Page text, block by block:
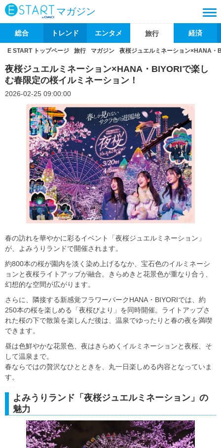
マガジン
総合 トレンド エンタメ 旅行 経済
E START トップページ 旅行 マガジン 夜桜ジュエルミネーション×HANA・
夜桜ジュエルミネーション×HANA・BIYORIで楽し
む春限定の桜イルミネーション！
2026-02-25 09:00:00
春の訪れを華やかに彩るイベント「夜桜ジュエルミネーション」
が、よみうりランドで開催されます。
約800本の桜が園内を淡く染め上げるなか、宝石色のイルミネーシ
ョンと夜桜ライトアップが融合。きらめきと花景色が重なり合う、
幻想的な空間が広がります。
さらに、隣接する新感覚フラワーパークHANA・BIYORIでは、約
250本の桜を楽しめる「夜桜びより」を同時開催。ライトアップさ
れた桜の下で散策を楽しんだ後は、温泉でゆったりと春の夜を満喫
できます。
昼は色鮮やかな花景色、夜はきらめくイルミネーションと夜桜、そ
して温泉まで。
春ならではの贅沢なひとときを、丸一日楽しめる内容となっていま
す。
よみうりランド「夜桜ジュエルミネーション」の
魅力